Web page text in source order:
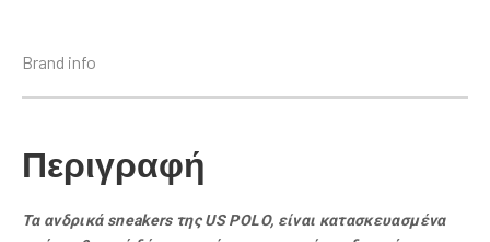
Brand info
Περιγραφή
Τα ανδρικά sneakers της US POLO, είναι κατασκευασμένα